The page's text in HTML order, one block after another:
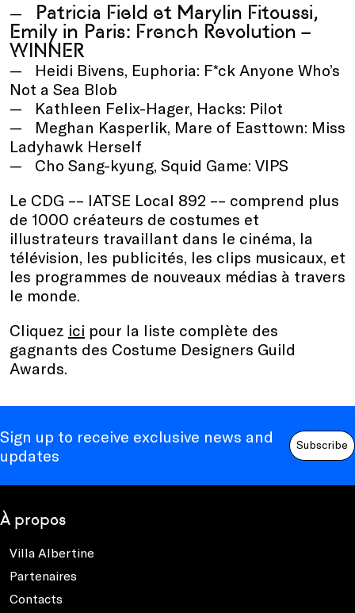
Patricia Field et Marylin Fitoussi,
Emily in Paris: French Revolution –
WINNER
Heidi Bivens, Euphoria: F*ck Anyone Who’s
Not a Sea Blob
Kathleen Felix-Hager, Hacks: Pilot
Meghan Kasperlik, Mare of Easttown: Miss
Ladyhawk Herself
Cho Sang-kyung, Squid Game: VIPS
Le CDG –– IATSE Local 892 –– comprend plus
de 1000 créateurs de costumes et
illustrateurs travaillant dans le cinéma, la
télévision, les publicités, les clips musicaux, et
les programmes de nouveaux médias à travers
le monde.
Cliquez ici pour la liste complète des
gagnants des Costume Designers Guild
Awards.
Sign up to receive exclusive news and
updates
Subscribe
À propos
Villa Albertine
Partenaires
Contacts